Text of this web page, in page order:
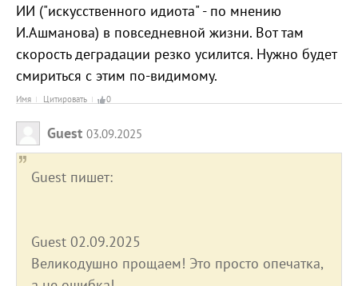
ИИ ("искусственного идиота" - по мнению
И.Ашманова) в повседневной жизни. Вот там
скорость деградации резко усилится. Нужно будет
смириться с этим по-видимому.
Имя Цитировать 0
Guest 03.09.2025
Guest пишет:
Guest 02.09.2025
Великодушно прощаем! Это просто опечатка,